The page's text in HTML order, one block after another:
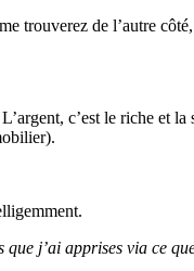
trouverez de l’autre
c’est le riche et
j’ai apprises via ce